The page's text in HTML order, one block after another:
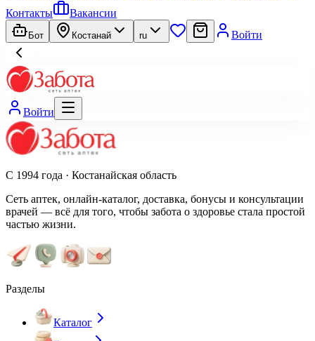
Контакты
Вакансии
Бот Костанай ru Войти
Войти
С 1994 года · Костанайская область
Сеть аптек, онлайн-каталог, доставка, бонусы и консультации
врачей — всё для того, чтобы забота о здоровье стала простой
частью жизни.
Разделы
Каталог